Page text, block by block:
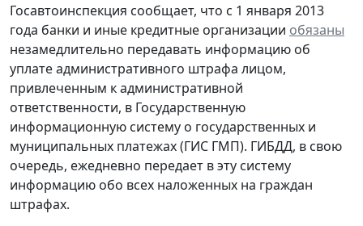
Госавтоинспекция сообщает, что с 1 января 2013
года банки и иные кредитные организации обязаны
незамедлительно передавать информацию об
уплате административного штрафа лицом,
привлеченным к административной
ответственности, в Государственную
информационную систему о государственных и
муниципальных платежах (ГИС ГМП). ГИБДД, в свою
очередь, ежедневно передает в эту систему
информацию обо всех наложенных на граждан
штрафах.